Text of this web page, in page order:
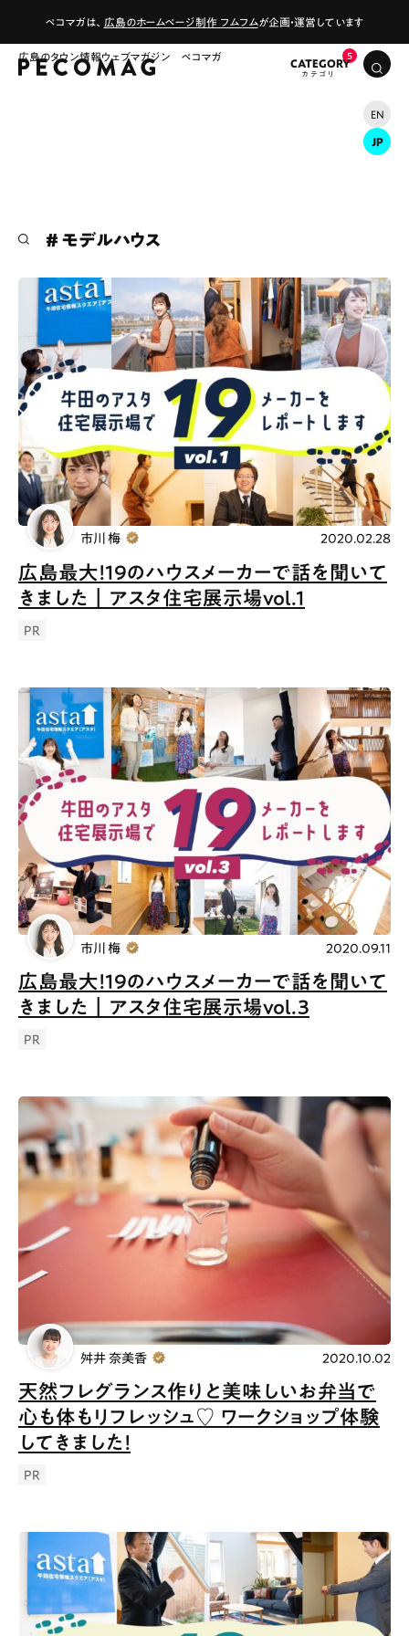
ペコマガは、 広島のホームページ制作 フムフムが企画・運営しています
広島のタウン情報ウェブマガジン ペコマガ
CATEGORY
EN
JP
# ファミリーにおすすめ # 女子旅におすすめ
# 中区 # テイクアウト # パン # コーヒー
# 宮島
Special Life
Gourmet News
Outing
ペコマガとは 運営会社
お問合せ 利用規約
# モデルハウス
広島最大！19のハウスメーカーで話を聞いて
きました｜アスタ住宅展示場vol.1
PR
市川 梅 2020.02.28
広島最大！19のハウスメーカーで話を聞いて
きました｜アスタ住宅展示場vol.3
PR
市川 梅 2020.09.11
天然フレグランス作りと美味しいお弁当で
心も体もリフレッシュ♡ ワークショップ体験
してきました！
PR
舛井 奈美香 2020.10.02